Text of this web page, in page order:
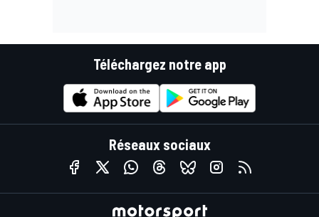
Téléchargez notre app
Réseaux sociaux